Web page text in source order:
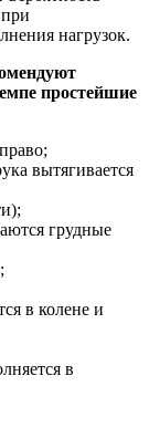
нагрузок.
простейшие
вытягивается
грудные
в колене и
в